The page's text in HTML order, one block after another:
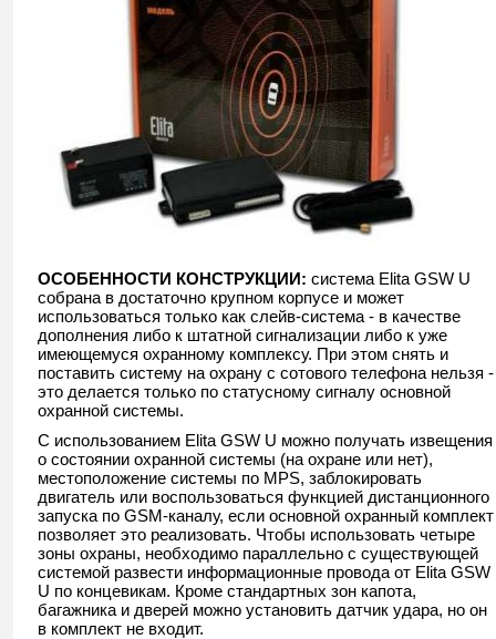
ОСОБЕННОСТИ КОНСТРУКЦИИ: система Elita GSW U
собрана в достаточно крупном корпусе и может
использоваться только как слейв-система - в качестве
дополнения либо к штатной сигнализации либо к уже
имеющемуся охранному комплексу. При этом снять и
поставить систему на охрану с сотового телефона нельзя -
это делается только по статусному сигналу основной
охранной системы.
С использованием Elita GSW U можно получать извещения
о состоянии охранной системы (на охране или нет),
местоположение системы по MPS, заблокировать
двигатель или воспользоваться функцией дистанционного
запуска по GSM-каналу, если основной охранный комплект
позволяет это реализовать. Чтобы использовать четыре
зоны охраны, необходимо параллельно с существующей
системой развести информационные провода от Elita GSW
U по концевикам. Кроме стандартных зон капота,
багажника и дверей можно установить датчик удара, но он
в комплект не входит.